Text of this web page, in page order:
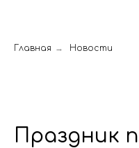
Главная → Новости
Праздник